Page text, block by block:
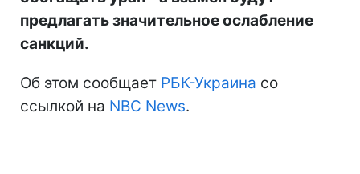
предлагать значительное ослабление
санкций.
Об этом сообщает РБК-Украина со
ссылкой на NBC News.